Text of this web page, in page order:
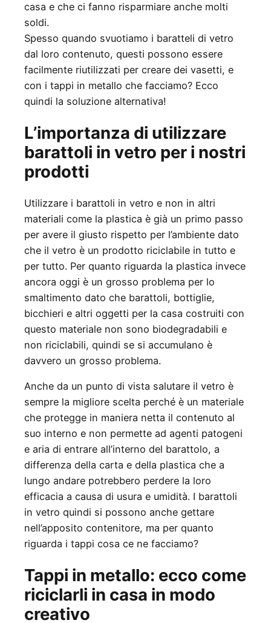
casa e che ci fanno risparmiare anche molti
soldi.
Spesso quando svuotiamo i baratteli di vetro
dal loro contenuto, questi possono essere
facilmente riutilizzati per creare dei vasetti, e
con i tappi in metallo che facciamo? Ecco
quindi la soluzione alternativa!
L’importanza di utilizzare
barattoli in vetro per i nostri
prodotti
Utilizzare i barattoli in vetro e non in altri
materiali come la plastica è già un primo passo
per avere il giusto rispetto per l’ambiente dato
che il vetro è un prodotto riciclabile in tutto e
per tutto. Per quanto riguarda la plastica invece
ancora oggi è un grosso problema per lo
smaltimento dato che barattoli, bottiglie,
bicchieri e altri oggetti per la casa costruiti con
questo materiale non sono biodegradabili e
non riciclabili, quindi se si accumulano è
davvero un grosso problema.
Anche da un punto di vista salutare il vetro è
sempre la migliore scelta perché è un materiale
che protegge in maniera netta il contenuto al
suo interno e non permette ad agenti patogeni
e aria di entrare all’interno del barattolo, a
differenza della carta e della plastica che a
lungo andare potrebbero perdere la loro
efficacia a causa di usura e umidità. I barattoli
in vetro quindi si possono anche gettare
nell’apposito contenitore, ma per quanto
riguarda i tappi cosa ce ne facciamo?
Tappi in metallo: ecco come
riciclarli in casa in modo
creativo